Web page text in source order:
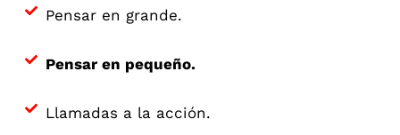
Pensar en grande.
Pensar en pequeño.
Llamadas a la acción.